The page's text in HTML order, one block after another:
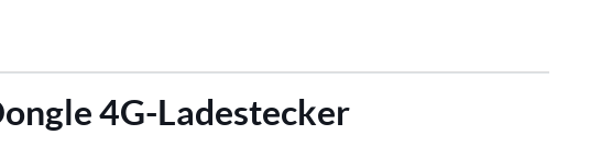
4G-Ladestecker